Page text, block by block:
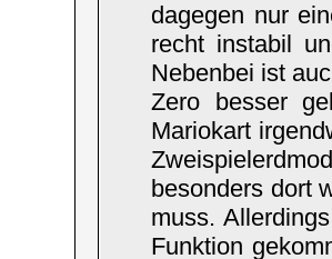
dagegen nur
recht instabil
Nebenbei ist
Zero besser
Mariokart
besonders dort
muss.
Funktion